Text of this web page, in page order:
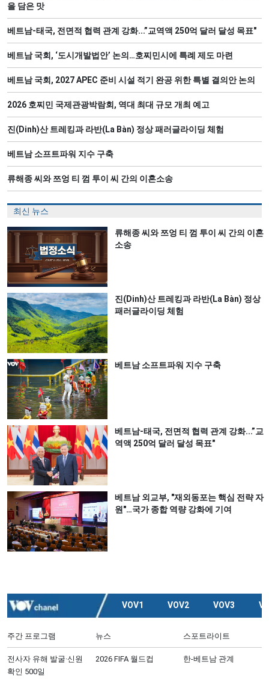
을 담은 맛
베트남-태국, 전면적 협력 관계 강화...”교역액 250억 달러 달성 목표"
베트남 국회, ‘도시개발법안’ 논의…호찌민시에 특례 제도 마련
베트남 국회, 2027 APEC 준비 시설 적기 완공 위한 특별 결의안 논의
2026 호찌민 국제관광박람회, 역대 최대 규모 개최 예고
진(Dinh)산 트레킹과 라반(La Bàn) 정상 패러글라이딩 체험
베트남 소프트파워 지수 구축
류해종 씨와 쯔엉 티 껌 투이 씨 간의 이혼소송
최신 뉴스
류해종 씨와 쯔엉 티 껌 투이 씨 간의 이혼
소송
진(Dinh)산 트레킹과 라반(La Bàn) 정상
패러글라이딩 체험
베트남 소프트파워 지수 구축
베트남-태국, 전면적 협력 관계 강화...”교
역액 250억 달러 달성 목표"
베트남 외교부, "재외동포는 핵심 전략 자
원"…국가 종합 역량 강화에 기여
VOV1 VOV2 VOV3
주간 프로그램 뉴스 스포트라이트
전사자 유해 발굴·신원
확인 500일
2026 FIFA 월드컵 한-베트남 관계